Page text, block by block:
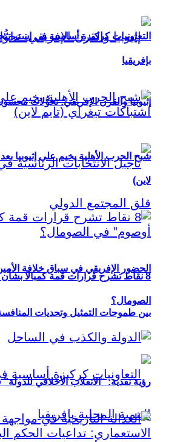
إثيوبيا والقرن الإفريقي: تحوُّلات
الحضور الإفريقي في سباق خلافة
بين طموحات التمثيل وتحديات
التعاونيات كركيزة أساسية في
بإفريقيا
شبح الحرب الأهلية يخيم على إثيوبيا
لاين)
8 نقاط تشرح قرارات قمة كمبالا
الصومال؟
رؤية نقدية: “الانقلاب الأخلاقي